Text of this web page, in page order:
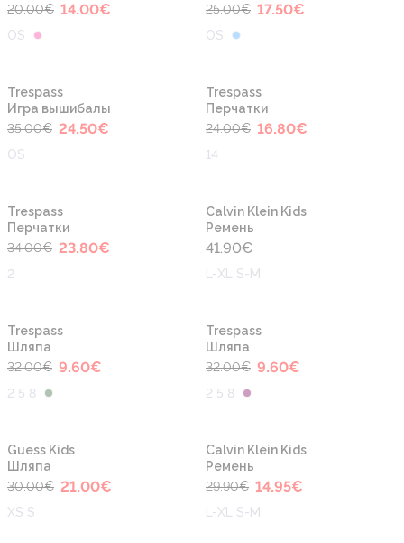
20.00€ 14.00€
OS
25.00€ 17.50€
OS
Trespass
Игра вышибалы
35.00€ 24.50€
OS
Trespass
Перчатки
24.00€ 16.80€
14
Trespass
Перчатки
34.00€ 23.80€
2
Calvin Klein Kids
Ремень
41.90€
L-XL S-M
Trespass
Шляпа
32.00€ 9.60€
2 5 8
Trespass
Шляпа
32.00€ 9.60€
2 5 8
-30%
Guess Kids
Шляпа
30.00€ 21.00€
XS S
-50%
Calvin Klein Kids
Ремень
29.90€ 14.95€
L-XL S-M